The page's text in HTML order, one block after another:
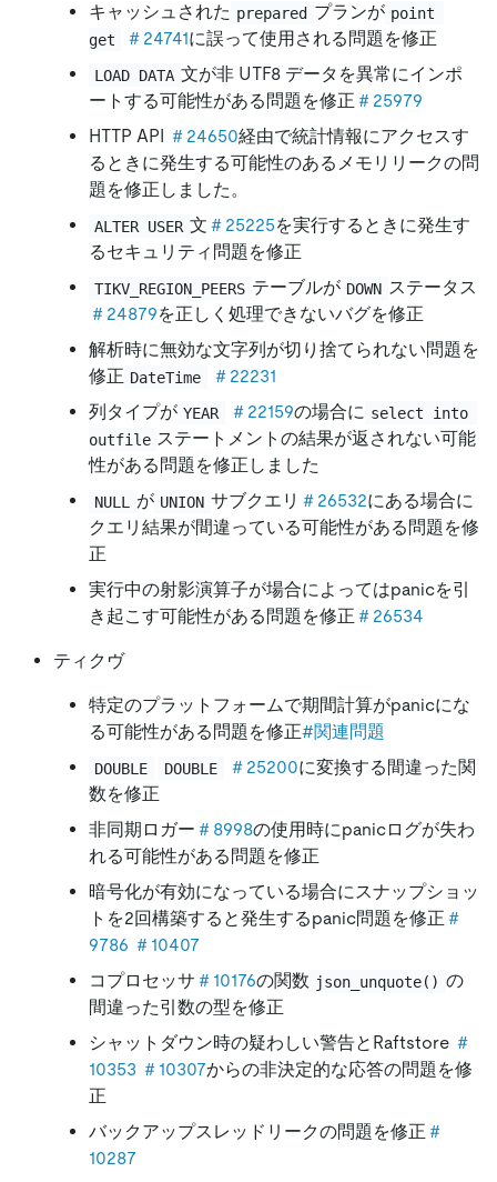
キャッシュされた prepared プランが point
get
＃24741に誤って使用される問題を修正
LOAD DATA 文が非 UTF8 データを異常にインポ
ートする可能性がある問題を修正 ＃25979
HTTP API
＃24650経由で統計情報にアクセスす
るときに発生する可能性のあるメモリリークの問
題を修正しました。
ALTER USER 文 ＃25225を実行するときに発生す
るセキュリティ問題を修正
TIKV_REGION_PEERS テーブルが DOWN ステータス
＃24879を正しく処理できないバグを修正
解析時に無効な文字列が切り捨てられない問題を
修正 DateTime
＃22231
列タイプが YEAR ＃22159の場合に select into
outfile ステートメントの結果が返されない可能
性がある問題を修正しました
NULL が UNION サブクエリ ＃26532にある場合に
クエリ結果が間違っている可能性がある問題を修
正
実行中の射影演算子が場合によってはpanicを引
き起こす可能性がある問題を修正 ＃26534
ティクヴ
特定のプラットフォームで期間計算がpanicにな
る可能性がある問題を修正#関連問題
DOUBLE DOUBLE ＃25200に変換する間違った関
数を修正
非同期ロガー ＃8998の使用時にpanicログが失わ
れる可能性がある問題を修正
暗号化が有効になっている場合にスナップショッ
トを2回構築すると発生するpanic問題を修正 ＃
9786 ＃10407
コプロセッサ ＃10176の関数 json_unquote() の
間違った引数の型を修正
シャットダウン時の疑わしい警告とRaftstore ＃
10353 ＃10307からの非決定的な応答の問題を修
正
バックアップスレッドリークの問題を修正 ＃
10287